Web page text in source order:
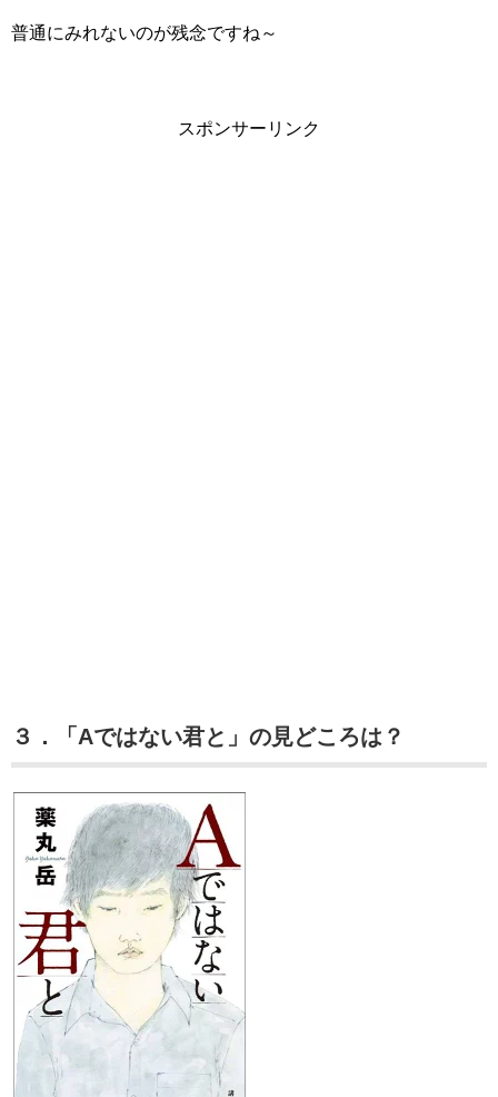
普通にみれないのが残念ですね～
スポンサーリンク
３．「Aではない君と」の見どころは？